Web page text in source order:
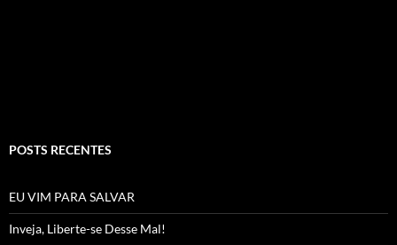
el
POSTS RECENTES
EU VIM PARA SALVAR
Inveja, Liberte-se Desse Mal!